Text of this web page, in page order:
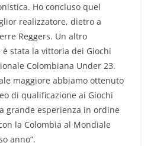
Ho concluso quel
realizzatore, dietro a
Reggers. Un altro
stata la vittoria dei Giochi
Colombiana Under 23.
maggiore abbiamo ottenuto
di qualificazione ai Giochi
grande esperienza in ordine
la Colombia al Mondiale
anno”.